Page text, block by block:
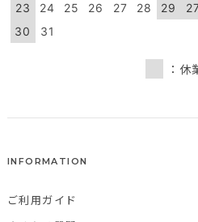
23
24 25 26 27 28
29
30
31
：休
INFORMATION
ご利用ガイド